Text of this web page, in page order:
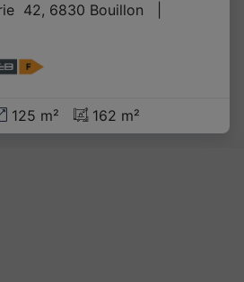
42, 6830 Bouillon
125 m² 162 m²